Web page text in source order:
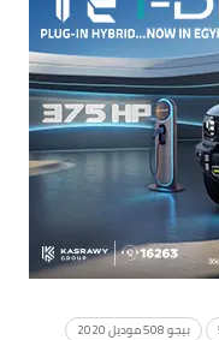
بيجو 508 موديل 2020